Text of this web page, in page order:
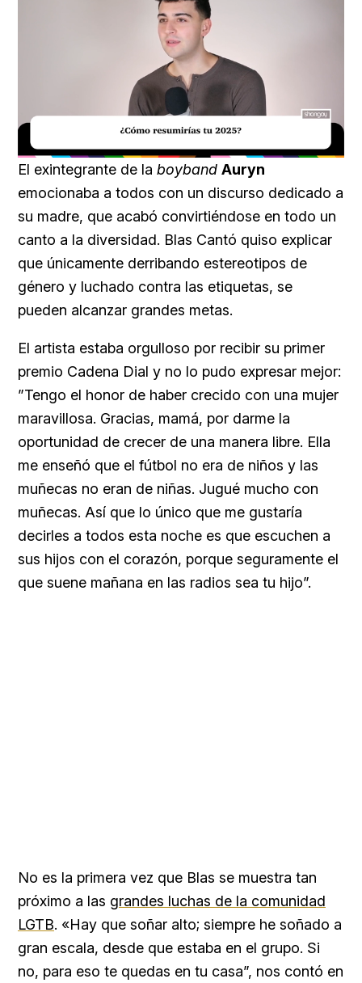
Unmute Loaded:
29.95%
El exintegrante de la boyband Auryn
emocionaba a todos con un discurso dedicado a
su madre, que acabó convirtiéndose en todo un
canto a la diversidad. Blas Cantó quiso explicar
que únicamente derribando estereotipos de
género y luchado contra las etiquetas, se
pueden alcanzar grandes metas.
El artista estaba orgulloso por recibir su primer
premio Cadena Dial y no lo pudo expresar mejor:
”Tengo el honor de haber crecido con una mujer
maravillosa. Gracias, mamá, por darme la
oportunidad de crecer de una manera libre. Ella
me enseñó que el fútbol no era de niños y las
muñecas no eran de niñas. Jugué mucho con
muñecas. Así que lo único que me gustaría
decirles a todos esta noche es que escuchen a
sus hijos con el corazón, porque seguramente el
que suene mañana en las radios sea tu hijo”.
No es la primera vez que Blas se muestra tan
próximo a las grandes luchas de la comunidad
LGTB. «Hay que soñar alto; siempre he soñado a
gran escala, desde que estaba en el grupo. Si
no, para eso te quedas en tu casa”, nos contó en